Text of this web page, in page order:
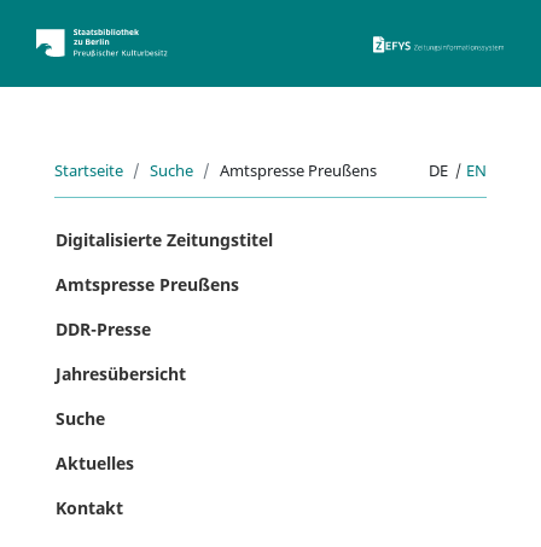
Startseite Suche Amtspresse Preußens DE | EN
Digitalisierte Zeitungstitel
Amtspresse Preußens
DDR-Presse
Jahresübersicht
Suche
Aktuelles
Kontakt